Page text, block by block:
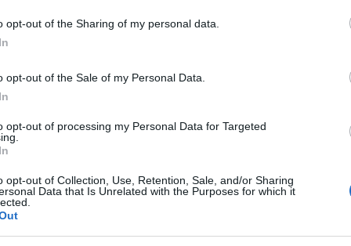
opt-out of the Sharing of my personal data.
opt-out of the Sale of my Personal Data.
opt-out of processing my Personal Data for Targeted
opt-out of Collection, Use, Retention, Sale, and/or Sharing
Data that Is Unrelated with the Purposes for which it
θα γίνουν βομβαρδισμοί στη λιβανική
τομείς του Ισραήλ, διαβεβαιώνοντας πως η